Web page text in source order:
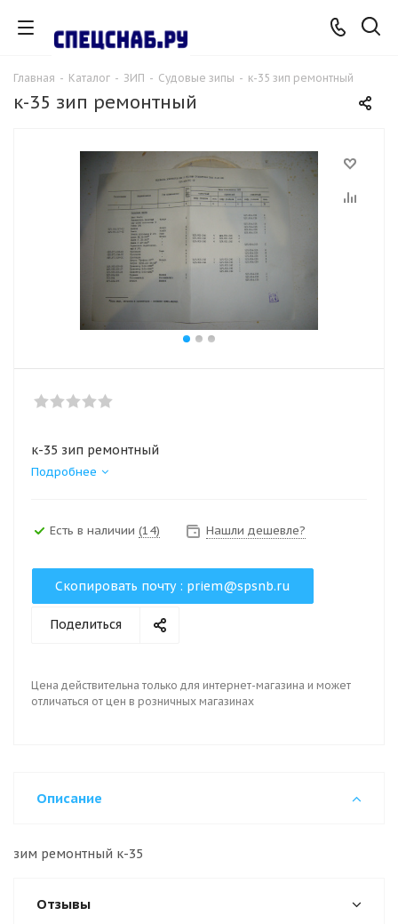
Главная - Каталог - ЗИП - Судовые зипы - к-35 зип ремонтный
к-35 зип ремонтный
к-35 зип ремонтный
Подробнее
Есть в наличии (14) Нашли дешевле?
Скопировать почту : priem@spsnb.ru
Поделиться
Цена действительна только для интернет-магазина и может
отличаться от цен в розничных магазинах
Описание
зим ремонтный к-35
Отзывы